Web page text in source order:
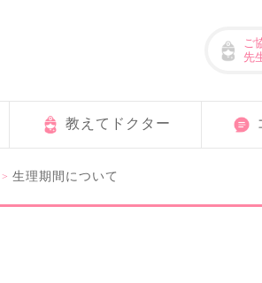
ご
先
教えてドクター
> 生理期間について